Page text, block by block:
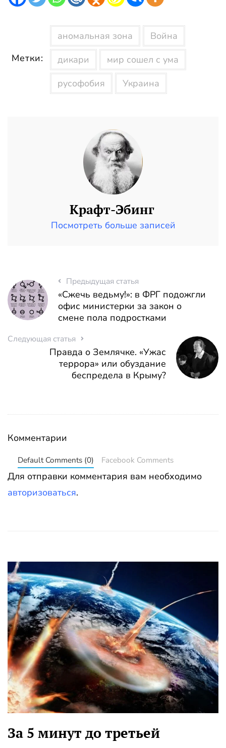
Метки:
аномальная зона
Война
дикари
мир сошел с ума
русофобия
Украина
Крафт-Эбинг
Посмотреть больше записей
Предыдущая статья
«Сжечь ведьму!»: в ФРГ подожгли
офис министерки за закон о
смене пола подростками
Следующая статья
Правда о Землячке. «Ужас
террора» или обуздание
беспредела в Крыму?
Комментарии
Default Comments (0) Facebook Comments
Для отправки комментария вам необходимо
авторизоваться.
За 5 минут до третьей